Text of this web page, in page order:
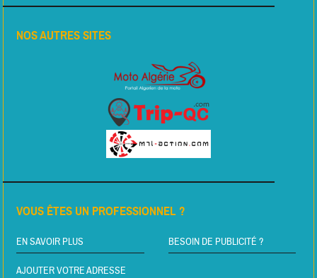
NOS AUTRES SITES
VOUS ÊTES UN PROFESSIONNEL ?
EN SAVOIR PLUS BESOIN DE PUBLICITÉ ?
AJOUTER VOTRE ADRESSE